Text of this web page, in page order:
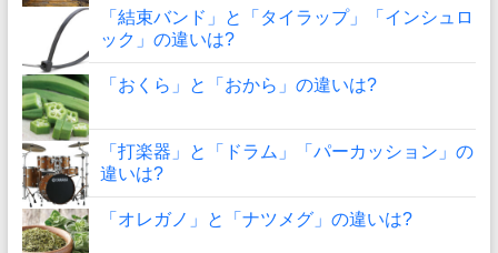
「結束バンド」と「タイラップ」「インシュロ
ック」の違いは?
「おくら」と「おから」の違いは?
「打楽器」と「ドラム」「パーカッション」の
違いは?
「オレガノ」と「ナツメグ」の違いは?